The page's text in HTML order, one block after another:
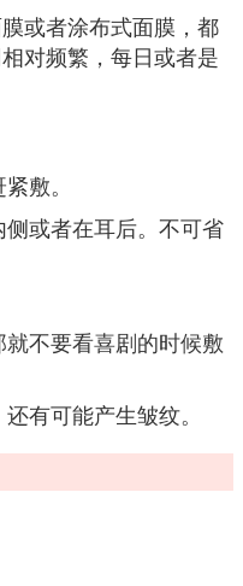
或者涂布式面膜，都
对频繁，每日或者是
敷。
或者在耳后。不可省
不要看喜剧的时候敷
有可能产生皱纹。